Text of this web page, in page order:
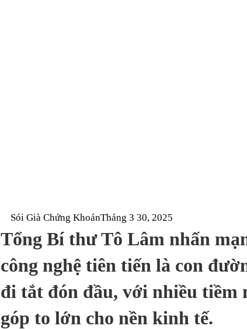
Sói Già Chứng KhoánTháng 3 30, 2025
Tổng Bí thư Tô Lâm nhấn
công nghệ tiên tiến là con
đi tắt đón đầu, với nhiều tiềm
góp to lớn cho nền kinh tế.